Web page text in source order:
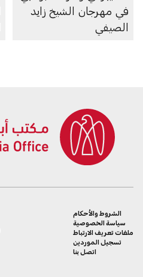
في مهرجان الشيخ زايد
الصيفي
الشروط والأحكام
سياسة الخصوصية
ملفات تعريف الارتباط
تسجيل الموردين
اتصل بنا